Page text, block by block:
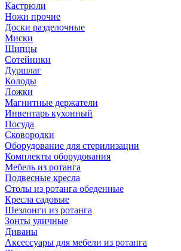
Кастрюли
Ножи прочие
Доски разделочные
Миски
Щипцы
Сотейники
Дуршлаг
Колоды
Ложки
Магнитные держатели
Инвентарь кухонный
Посуда
Сковородки
Оборудование для стерилизации
Комплекты оборудования
Мебель из ротанга
Подвесные кресла
Столы из ротанга обеденные
Кресла садовые
Шезлонги из ротанга
Зонты уличные
Диваны
Аксессуары для мебели из ротанга